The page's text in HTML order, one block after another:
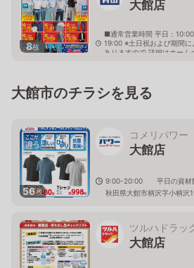
8枚
大館店
■通常営業時間 平日：
19:00 ※土日祝および期間
ありますので 詳細はホーム
大館市のチラシを見る
56枚
コメリパワー
大館店
9:00-20:00 平日の資材
秋田県大館市柄沢字小柄沢
ツルハドラッ
大館店